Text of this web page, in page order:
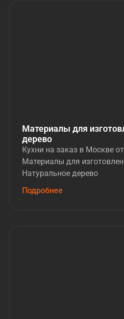
Материалы для
дерево
Кухни на заказ в Москве
Материалы для
Натуральное дерево
Подробнее